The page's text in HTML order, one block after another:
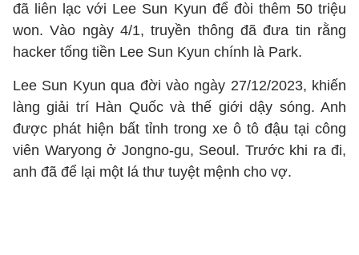
đã liên lạc với Lee Sun Kyun để đòi thêm 50 triệu
won. Vào ngày 4/1, truyền thông đã đưa tin rằng
hacker tống tiền Lee Sun Kyun chính là Park.
Lee Sun Kyun qua đời vào ngày 27/12/2023, khiến
làng giải trí Hàn Quốc và thế giới dậy sóng. Anh
được phát hiện bất tỉnh trong xe ô tô đậu tại công
viên Waryong ở Jongno-gu, Seoul. Trước khi ra đi,
anh đã để lại một lá thư tuyệt mệnh cho vợ.